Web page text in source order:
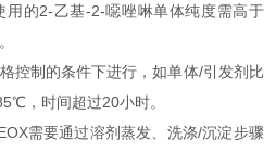
的2-乙基-2-噁唑啉单体纯度需高于
制的条件下进行，如单体/引发剂比
，时间超过20小时。
需要通过溶剂蒸发、洗涤/沉淀步骤